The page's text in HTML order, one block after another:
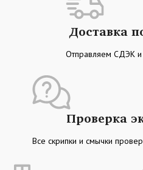
Доставка
Отправляем СДЭК и
Проверка
Все скрипки и смычки